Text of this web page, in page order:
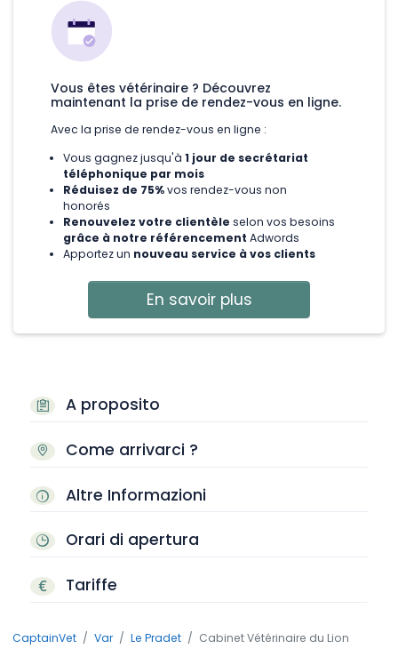
A proposito
Come arrivarci ?
Altre Informazioni
Orari di apertura
Tariffe
Vous êtes vétérinaire ? Découvrez
maintenant la prise de rendez-vous en ligne.
Avec la prise de rendez-vous en ligne :
Vous gagnez jusqu'à 1 jour de secrétariat
téléphonique par mois
Réduisez de 75%vos rendez-vous non
honorés
Renouvelez votre clientèle selon vos besoins
grâce à notre référencement Adwords
Apportez un nouveau service à vos clients
En savoir plus
CaptainVet Var Le Pradet Cabinet Vétérinaire du Lion